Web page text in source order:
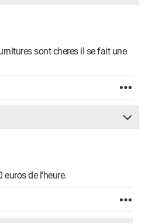
sont cheres il se fait une
euros de l'heure.